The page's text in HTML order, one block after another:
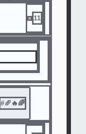
11
#🥖🔥🌈